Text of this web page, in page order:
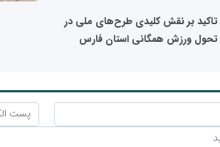
تاکید بر نقش کلیدی طرح‌های ملی در
تحول ورزش همگانی استان فارس